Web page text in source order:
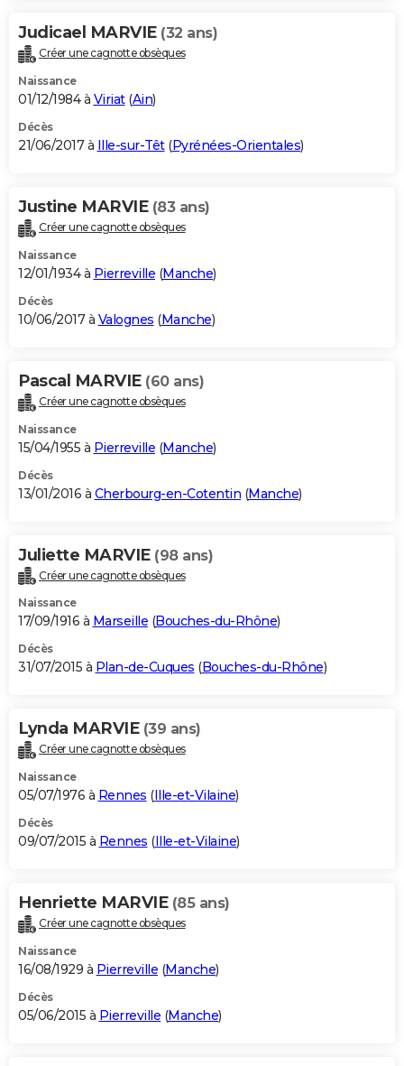
Judicael MARVIE (32 ans)
Créer une cagnotte obsèques
Naissance
01/12/1984 à Viriat(Ain)
Décès
21/06/2017 à Ille-sur-Têt(Pyrénées-Orientales)
Justine MARVIE (83 ans)
Créer une cagnotte obsèques
Naissance
12/01/1934 à Pierreville (Manche)
Décès
10/06/2017 à Valognes (Manche)
Pascal MARVIE (60 ans)
Créer une cagnotte obsèques
Naissance
15/04/1955 à Pierreville (Manche)
Décès
13/01/2016 à Cherbourg-en-Cotentin (Manche)
Juliette MARVIE (98 ans)
Créer une cagnotte obsèques
Naissance
17/09/1916 à Marseille (Bouches-du-Rhône)
Décès
31/07/2015 à Plan-de-Cuques (Bouches-du-Rhône)
Lynda MARVIE (39 ans)
Créer une cagnotte obsèques
Naissance
05/07/1976 à Rennes (Ille-et-Vilaine)
Décès
09/07/2015 à Rennes (Ille-et-Vilaine)
Henriette MARVIE (85 ans)
Créer une cagnotte obsèques
Naissance
16/08/1929 à Pierreville (Manche)
Décès
05/06/2015 à Pierreville (Manche)